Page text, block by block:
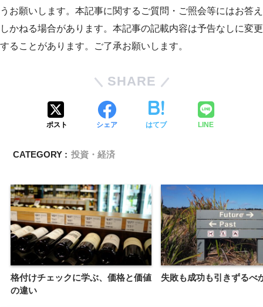
うお願いします。本記事に関するご質問・ご照会等にはお答え
しかねる場合があります。本記事の記載内容は予告なしに変更
することがあります。ご了承お願いします。
SHARE
ポスト シェア はてブ LINE
CATEGORY : 投資・経済
格付けチェックに学ぶ、価格と価値
の違い
失敗も成功も引きずるべ